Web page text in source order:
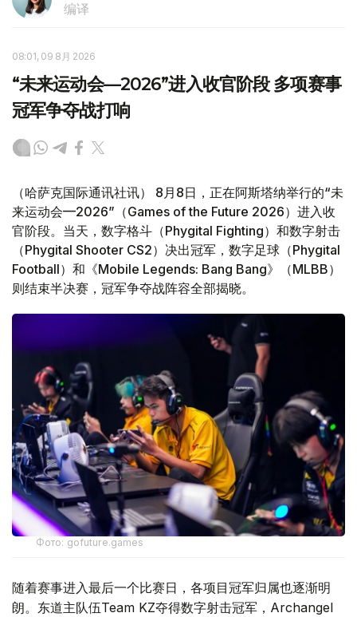
编译
08:01, 09 8月 2026
“未来运动会—2026”进入收官阶段 多项赛事
冠军争夺战打响
（哈萨克国际通讯社讯） 8月8日，正在阿斯塔纳举行的“未
来运动会—2026”（Games of the Future 2026）进入收
官阶段。当天，数字格斗（Phygital Fighting）和数字射击
（Phygital Shooter CS2）决出冠军，数字足球（Phygital
Football）和《Mobile Legends: Bang Bang》（MLBB）
则结束半决赛，冠军争夺战阵容全部揭晓。
Фото: gofuture.games
随着赛事进入最后一个比赛日，各项目冠军归属也逐渐明
朗。东道主队伍Team KZ夺得数字射击冠军，Archangel